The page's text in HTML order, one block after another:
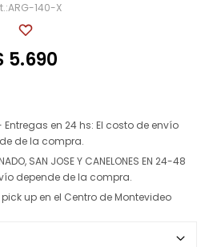
ARG-140-X
5.690
en 24 hs: El costo de envío
de la compra.
SAN JOSE Y CANELONES EN 24-48
depende de la compra.
up en el Centro de Montevideo